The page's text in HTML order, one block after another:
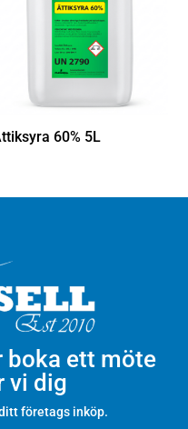
60% 5L
boka ett möte
vi dig
företags inköp.